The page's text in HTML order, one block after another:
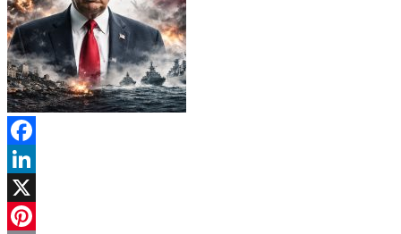
Facebook
LinkedIn
X